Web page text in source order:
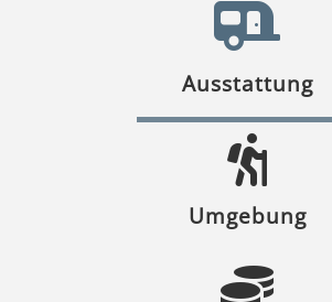
Ausstattung
Umgebung